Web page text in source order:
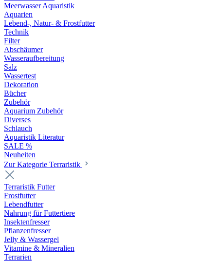
Meerwasser Aquaristik
Aquarien
Lebend-, Natur- & Frostfutter
Technik
Filter
Abschäumer
Wasseraufbereitung
Salz
Wassertest
Dekoration
Bücher
Zubehör
Aquarium Zubehör
Diverses
Schlauch
Aquaristik Literatur
SALE %
Neuheiten
Zur Kategorie Terraristik
Terraristik Futter
Frostfutter
Lebendfutter
Nahrung für Futtertiere
Insektenfresser
Pflanzenfresser
Jelly & Wassergel
Vitamine & Mineralien
Terrarien